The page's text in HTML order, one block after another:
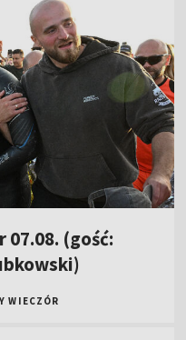
(gość:
WIECZÓR